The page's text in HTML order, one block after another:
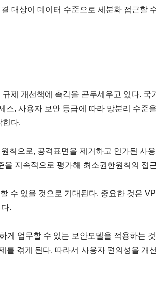
대상이 데이터 수준으로 세분화 접근할
제 개선책에 촉각을 곤두세우고 있다.
, 사용자 보안 등급에 따라 망분리 수준
힌다.
칙으로, 공격표면을 제거하고 인가된 사
지속적으로 평가해 최소권한원칙의 접
수 있을 것으로 기대된다. 중요한 것은
.
게 업무할 수 있는 보안모델을 적용하는
를 겪게 된다. 따라서 사용자 편의성을 개